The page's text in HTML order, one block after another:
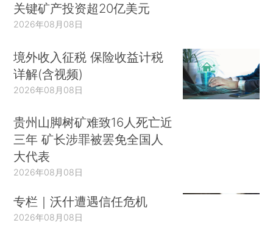
关键矿产投资超20亿美元
2026年08月08日
境外收入征税 保险收益计税
详解(含视频)
2026年08月08日
贵州山脚树矿难致16人死亡近
三年 矿长涉罪被罢免全国人
大代表
2026年08月08日
专栏｜沃什遭遇信任危机
2026年08月08日